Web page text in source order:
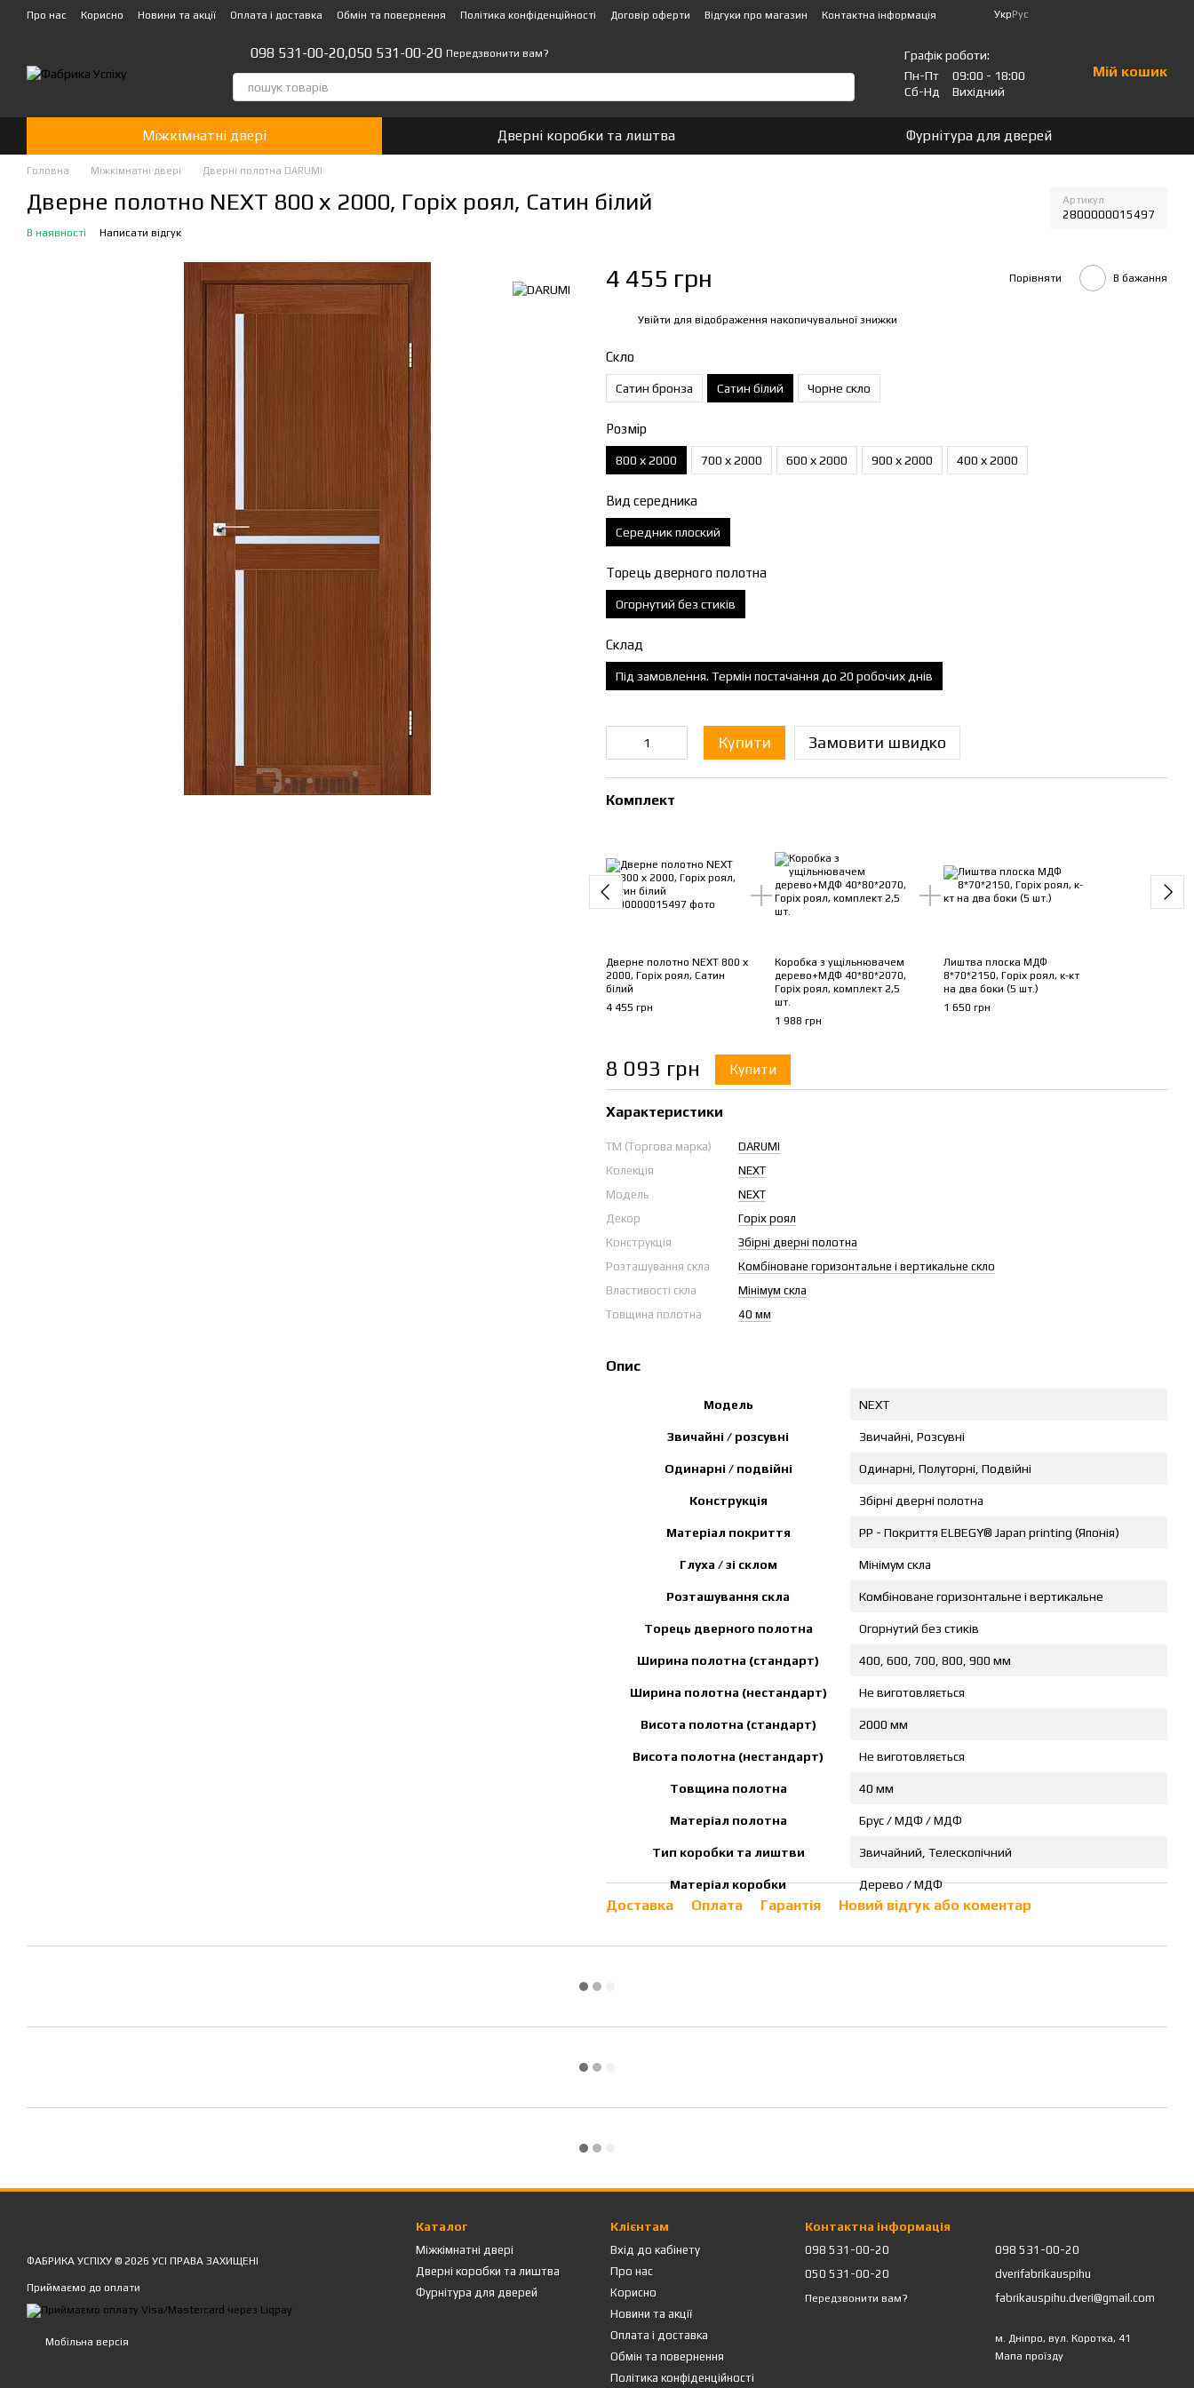
Перейти до основного контенту
Про нас Корисно Новини та акції Оплата і доставка Обмін та повернення Політика конфіденційності Договір оферти Відгуки про магазин
Контактна інформація
УкрРус
098 531-00-20,050 531-00-20 Передзвонити вам?
Графік роботи:
Пн-Пт
09:00 - 18:00
Сб-Нд
Вихідний
Мій кошик
Міжкімнатні двері Дверні коробки та лиштва Фурнітура для дверей
Головна Міжкімнатні двері Дверні полотна DARUMI
Дверне полотно NEXT 800 х 2000, Горіх роял, Сатин білий Артикул
2800000015497
В наявності Написати відгук
4 455 грн Порівняти В бажання
Увійти для відображення накопичувальної знижки
Скло
Сатин бронза Сатин білий Чорне скло
Розмір
800 х 2000 700 х 2000 600 х 2000 900 х 2000 400 х 2000
Вид середника
Середник плоский
Торець дверного полотна
Огорнутий без стиків
Склад
Під замовлення. Термін постачання до 20 робочих днів
Купити Замовити швидко
Комплект
Дверне полотно NEXT 800 х
2000, Горіх роял, Сатин
білий
4 455 грн
Коробка з ущільнювачем
дерево+МДФ 40*80*2070,
Горіх роял, комплект 2,5
шт.
1 988 грн
Лиштва плоска МДФ
8*70*2150, Горіх роял, к-кт
на два боки (5 шт.)
1 650 грн
8 093 грн Купити
Характеристики
ТМ (Торгова марка)
DARUMI
Колекція
NEXT
Модель
NEXT
Декор
Горіх роял
Конструкція
Збірні дверні полотна
Розташування скла
Комбіноване горизонтальне і вертикальне скло
Властивості скла
Мінімум скла
Товщина полотна
40 мм
Опис
Модель NEXT
Звичайні / розсувні Звичайні, Розсувні
Одинарні / подвійні Одинарні, Полуторні, Подвійні
Конструкція Збірні дверні полотна
Матеріал покриття PP - Покриття ELBEGY® Japan printing (Японія)
Глуха / зі склом Мінімум скла
Розташування скла Комбіноване горизонтальне і вертикальне
Торець дверного полотна Огорнутий без стиків
Ширина полотна (стандарт) 400, 600, 700, 800, 900 мм
Ширина полотна (нестандарт) Не виготовляється
Висота полотна (стандарт) 2000 мм
Висота полотна (нестандарт) Не виготовляється
Товщина полотна 40 мм
Матеріал полотна Брус / МДФ / МДФ
Тип коробки та лиштви Звичайний, Телескопічний
Матеріал коробки Дерево / МДФ
Доставка Оплата Гарантія Новий відгук або коментар
ФАБРИКА УСПІХУ © 2026 УСІ ПРАВА ЗАХИЩЕНІ
Приймаємо до оплати
Мобільна версія
Каталог
Міжкімнатні двері
Дверні коробки та лиштва
Фурнітура для дверей
Клієнтам
Вхід до кабінету
Про нас
Корисно
Новини та акції
Оплата і доставка
Обмін та повернення
Політика конфіденційності
Контактна інформація
098 531-00-20
050 531-00-20
Передзвонити вам?
098 531-00-20
dverifabrikauspihu
fabrikauspihu.dveri@gmail.com
м. Дніпро, вул. Коротка, 41
Мапа проїзду